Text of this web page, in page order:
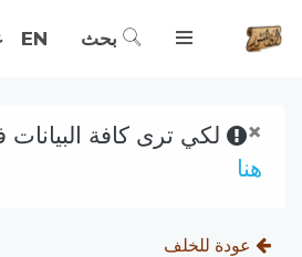
بحث EN
× لكي ترى كافة
هنا
عودة للخلف